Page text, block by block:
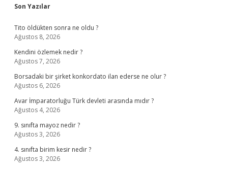
Sidebar
Son Yazılar
Tito öldükten sonra ne oldu ?
Ağustos 8, 2026
Kendini özlemek nedir ?
Ağustos 7, 2026
Borsadaki bir şirket konkordato ilan ederse ne olur ?
Ağustos 6, 2026
Avar İmparatorluğu Türk devleti arasında mıdır ?
Ağustos 4, 2026
9. sınıfta mayoz nedir ?
Ağustos 3, 2026
4. sınıfta birim kesir nedir ?
Ağustos 3, 2026